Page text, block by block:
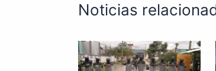
Noticias